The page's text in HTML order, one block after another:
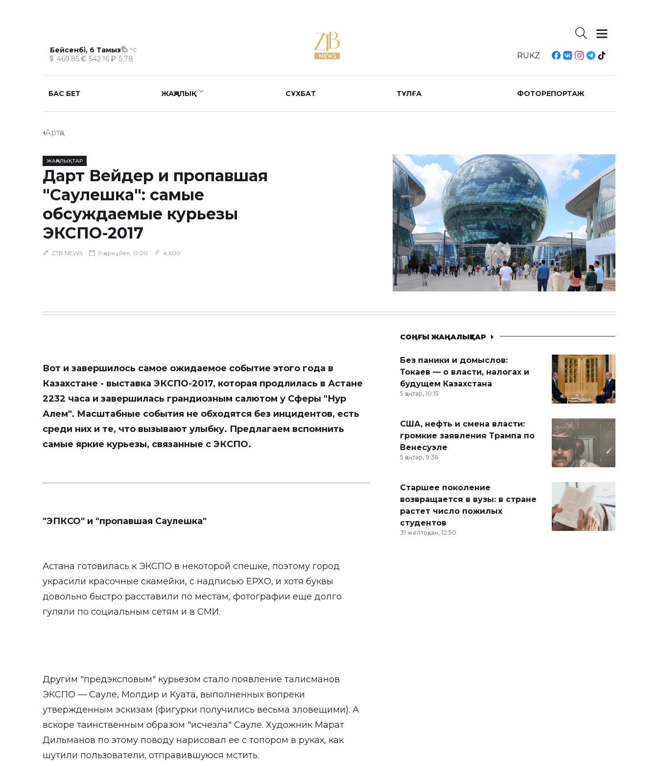
Бейсенбі, 6 Тамыз °C
469.85 542.16 5.78 RUKZ
БАС БЕТ ЖАҢАЛЫҚ СҰХБАТ ТҰЛҒА ФОТОРЕПОРТАЖ
Артқа
ЖАҢАЛЫҚТАР
Дарт Вейдер и пропавшая
"Саулешка": самые
обсуждаемые курьезы
ЭКСПО-2017
ZTB NEWS 11 қыркүйек, 0:00 4,600
Вот и завершилось самое ожидаемое событие этого года в
Казахстане - выставка ЭКСПО-2017, которая продлилась в Астане
2232 часа и завершилась грандиозным салютом у Сферы "Нур
Алем". Масштабные события не обходятся без инцидентов, есть
среди них и те, что вызывают улыбку. Предлагаем вспомнить
самые яркие курьезы, связанные с ЭКСПО.
"ЭПКСО" и "пропавшая Саулешка"
Астана готовилась к ЭКСПО в некоторой спешке, поэтому город
украсили красочные скамейки, с надписью EPXO, и хотя буквы
довольно быстро расставили по местам, фотографии еще долго
гуляли по социальным сетям и в СМИ.
Другим "предэксповым" курьезом стало появление талисманов
ЭКСПО — Сауле, Молдир и Куата, выполненных вопреки
утвержденным эскизам (фигурки получились весьма зловещими). А
вскоре таинственным образом "исчезла" Сауле. Художник Марат
Дильманов по этому поводу нарисовал ее с топором в руках, как
шутили пользователи, отправившуюся мстить.
СОҢҒЫ ЖАҢАЛЫҚТАР
Без паники и домыслов:
Токаев — о власти, налогах и
будущем Казахстана
5 қаңтар, 10:15
США, нефть и смена власти:
громкие заявления Трампа по
Венесуэле
5 қаңтар, 9:36
Старшее поколение
возвращается в вузы: в стране
растет число пожилых
студентов
31 желтоқсан, 12:50